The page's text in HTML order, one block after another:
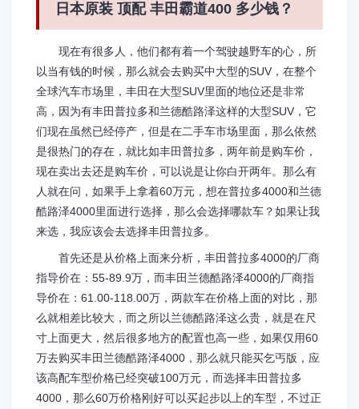
日本原装 顶配 丰田霸道400 多少钱？
现在有很多人，他们都有着一个驾驶越野车的心，所
以当有钱的时候，那么就会去购买中大型的SUV，在整个
全球汽车市场里，丰田在大型SUV里面的地位还是非常
高，因为有丰田普拉多和兰德酷路泽这样的大型SUV，它
们现在虽然已经停产，但是在二手车市场里面，那么依然
是很热门的存在，就比如丰田普拉多，两年前是购车价，
现在卖出去还是购车价，可以说是让你白开两年。那么有
人就在问，如果手上拿着60万元，想在普拉多4000和兰德
酷路泽4000里面进行选择，那么会选择哪款车？如果让我
来选，我应该会去选择丰田普拉多。
首先还是从价格上面来分析，丰田普拉多4000的厂商
指导价在：55-89.9万，而丰田兰德酷路泽4000的厂商指
导价在：61.00-118.00万，两款车在价格上面的对比，那
么就相差比较大，而之所以兰德酷路泽这么贵，就是在尺
寸上面更大，然后很多地方的配置也高一些，如果仅用60
万去购买丰田兰德酷路泽4000，那么就只能买乞丐版，应
该高配车型价格已经突破100万元，而选择丰田普拉多
4000，那么60万价格刚好可以买起步以上的车型，不过正